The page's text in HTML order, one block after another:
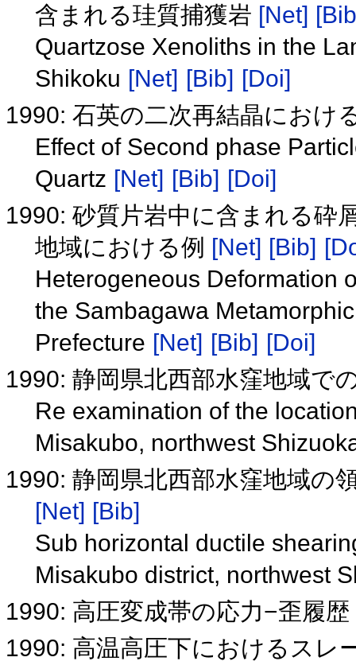
含まれる珪質捕獲岩 [Net]
Quartzose Xenoliths in the
Shikoku [Net] [Bib] [Doi]
1990: 石英の二次再結晶におけ
Effect of Second phase
Quartz [Net] [Bib] [Doi]
1990: 砂質片岩中に含まれる砕
地域における例 [Net] [Bib]
Heterogeneous Deformation
the Sambagawa
Prefecture [Net] [Bib] [Doi]
1990: 静岡県北西部水窪地域で
Re examination of the
Misakubo, northwest
1990: 静岡県北西部水窪地域の
[Net] [Bib]
Sub horizontal ductile
Misakubo district, northwest
1990: 高圧変成帯の応力−歪履歴
1990: 高温高圧下におけるスレ